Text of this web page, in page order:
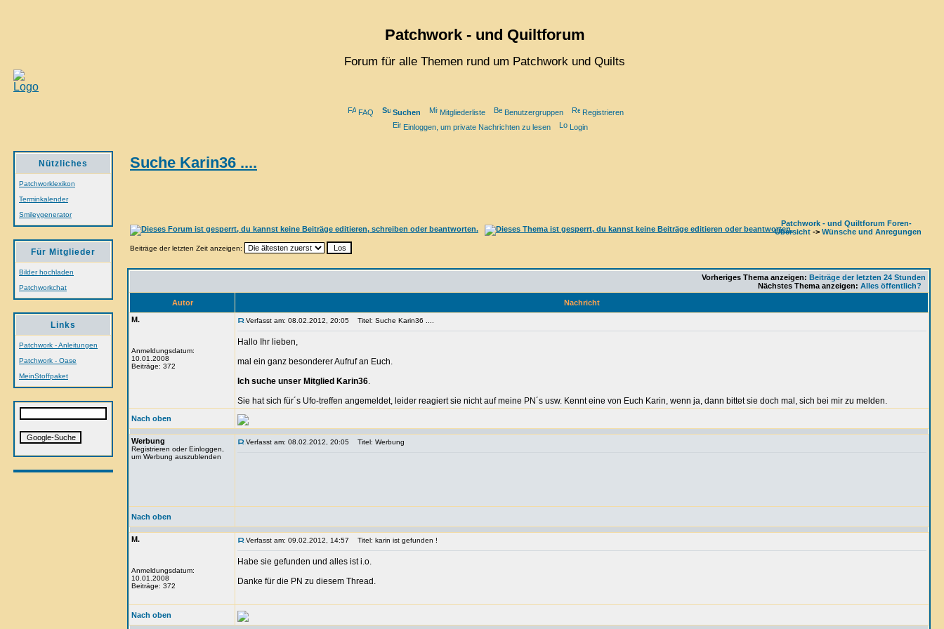
Patchwork - und Quiltforum
Forum für alle Themen rund um Patchwork und Quilts
FAQ Suchen Mitgliederliste Benutzergruppen
Registrieren
Einloggen, um private Nachrichten zu lesen
Login
Nützliches
Patchworklexikon
Terminkalender
Smileygenerator
Für Mitglieder
Bilder hochladen
Patchworkchat
Links
Patchwork - Anleitungen
Patchwork - Oase
MeinStoffpaket
Suche Karin36 ....
Patchwork - und Quiltforum Foren-
Übersicht -> Wünsche und Anregungen
Beiträge der letzten Zeit anzeigen:
Vorheriges Thema anzeigen: Beiträge der letzten 24 Stunden
Nächstes Thema anzeigen: Alles öffentlich?
Autor
Nachricht
M.
Anmeldungsdatum:
10.01.2008
Beiträge: 372
Verfasst am: 08.02.2012, 20:05 Titel: Suche Karin36 ....
Hallo Ihr lieben,
mal ein ganz besonderer Aufruf an Euch.
Ich suche unser Mitglied Karin36.
Sie hat sich für´s Ufo-treffen angemeldet, leider reagiert sie nicht auf meine PN´s usw. Kennt eine von Euch Karin, wenn ja, dann bittet sie doch mal, sich bei mir zu melden.
Nach oben
Werbung
Registrieren oder Einloggen,
um Werbung auszublenden
Verfasst am: 08.02.2012, 20:05 Titel: Werbung
Nach oben
M.
Anmeldungsdatum:
10.01.2008
Beiträge: 372
Verfasst am: 09.02.2012, 14:57 Titel: karin ist gefunden !
Habe sie gefunden und alles ist i.o.
Danke für die PN zu diesem Thread.
Nach oben